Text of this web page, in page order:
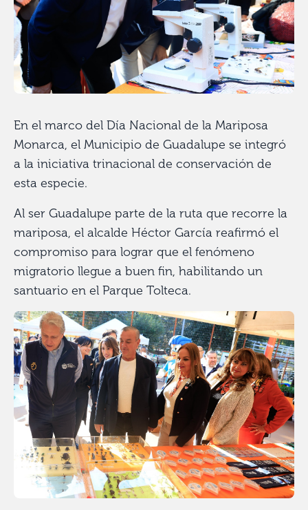
En el marco del Día Nacional de la Mariposa
Monarca, el Municipio de Guadalupe se integró
a la iniciativa trinacional de conservación de
esta especie.
Al ser Guadalupe parte de la ruta que recorre la
mariposa, el alcalde Héctor García reafirmó el
compromiso para lograr que el fenómeno
migratorio llegue a buen fin, habilitando un
santuario en el Parque Tolteca.